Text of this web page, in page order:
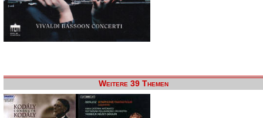
Weitere 39 Themen